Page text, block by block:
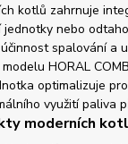
kotlů zahrnuje
jednotky nebo
spalování a
HORAL
optimalizuje
využití paliva
moderních